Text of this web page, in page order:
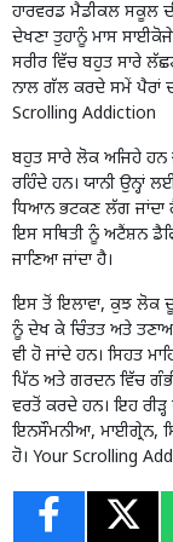
ਹਾਰਵਰਡ ਮੈਡੀਕਲ ਸਕੂਲ
ਦੇਖਣਾ ਤੁਹਾਨੂੰ ਮਾਸ
ਸਰੀਰ ਵਿੱਚ ਬਹੁਤ ਸਾਰੇ
ਨਾਲ ਗੱਲ ਕਰਦੇ ਸਮੇਂ ਪੈਰਾਂ
Scrolling Addiction
ਬਹੁਤ ਸਾਰੇ ਲੋਕ ਅਜਿਹੇ ਹਨ
ਰਹਿੰਦੇ ਹਨ। ਯਾਨੀ ਉਨ੍ਹਾਂ
ਧਿਆਨ ਭਟਕਣ ਲੱਗ ਜਾਂਦਾ
ਇਸ ਸਥਿਤੀ ਨੂੰ ਅਟੈਂਸ਼ਨ
ਜਾਣਿਆ ਜਾਂਦਾ ਹੈ।
ਇਸ ਤੋਂ ਇਲਾਵਾ, ਕੁਝ ਲੋਕ
ਨੂੰ ਦੇਖ ਕੇ ਚਿੰਤਤ ਅਤੇ
ਵੀ ਹੋ ਜਾਂਦੇ ਹਨ। ਸਿਹਤ
ਪਿੱਠ ਅਤੇ ਗਰਦਨ ਵਿੱਚ
ਵਰਤੋਂ ਕਰਦੇ ਹਨ। ਇਹ ਰੀੜ੍ਹ
ਇਨਸੌਮਨੀਆ, ਮਾਈਗ੍ਰੇਨ,
ਹੋ। Your Scrolling